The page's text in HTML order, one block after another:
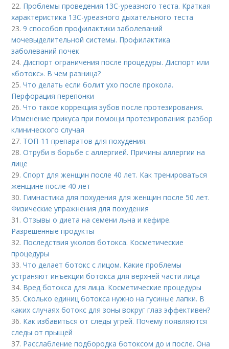
22. Проблемы проведения 13С-уреазного теста. Краткая
характеристика 13С-уреазного дыхательного теста
23.9 способов профилактики заболеваний
мочевыделительной системы. Профилактика
заболеваний почек
24. Диспорт ограничения после процедуры. Диспорт или
«ботокс». В чем разница?
25.Что делать если болит ухо после прокола.
Перфорация перепонки
26.Что такое коррекция зубов после протезирования.
Изменение прикуса при помощи протезирования: разбор
клинического случая
27. ТОП-11 препаратов для похудения.
28.Отруби в борьбе с аллергией. Причины аллергии на
лице
29.Спорт для женщин после 40 лет. Как тренироваться
женщине после 40 лет
30. Гимнастика для похудения для женщин после 50 лет.
Физические упражнения для похудения
31.Отзывы о диета на семени льна и кефире.
Разрешенные продукты
32. Последствия уколов ботокса. Косметические
процедуры
33.Что делает ботокс с лицом. Какие проблемы
устраняют инъекции ботокса для верхней части лица
34. Вред ботокса для лица. Косметические процедуры
35.Сколько единиц ботокса нужно на гусиные лапки. В
каких случаях ботокс для зоны вокруг глаз эффективен?
36. Как избавиться от следы угрей. Почему появляются
следы от прыщей
37. Расслабление подбородка ботоксом до и после. Она